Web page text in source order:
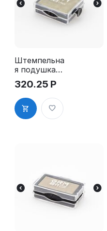
Штемпельна
я подушка
для GRM
4925 2Pads
320.25 Р